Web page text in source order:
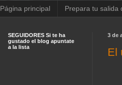
Página principal Prepara tu salida
3 de
El
SEGUIDORES Si te ha
gustado el blog apuntate
a la lista